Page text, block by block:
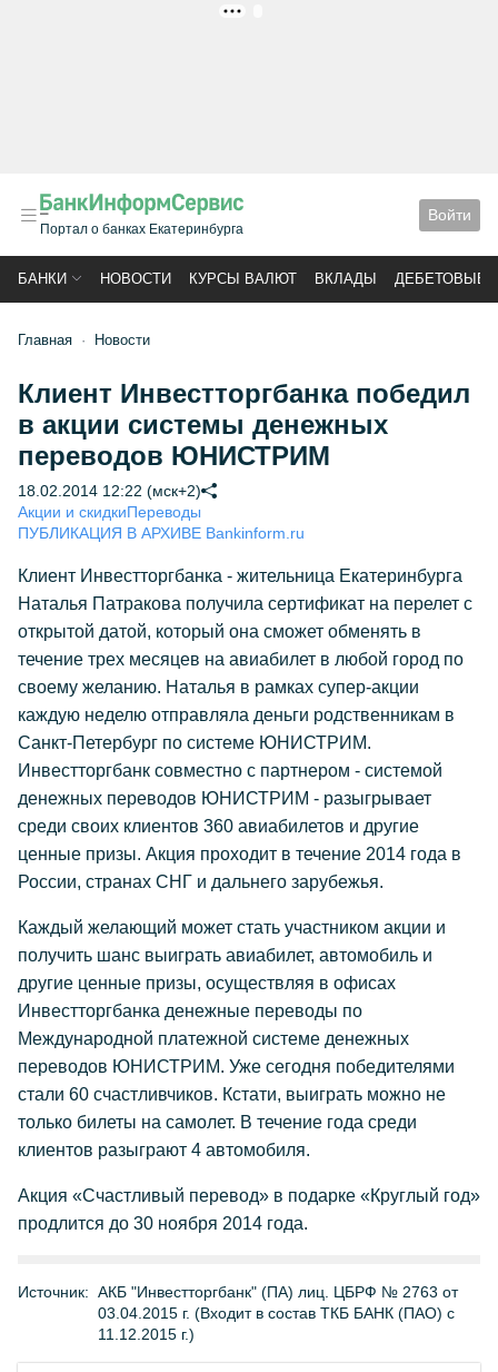
Портал о банках Екатеринбурга
Войти
БАНКИ НОВОСТИ КУРСЫ ВАЛЮТ ВКЛАДЫ ДЕБЕТОВЫЕ
Главная Новости
Клиент Инвестторгбанка победил
в акции системы денежных
переводов ЮНИСТРИМ
18.02.2014 12:22 (мск+2)
Акции и скидкиПереводы
ПУБЛИКАЦИЯ В АРХИВЕ Bankinform.ru
Клиент Инвестторгбанка - жительница Екатеринбурга
Наталья Патракова получила сертификат на перелет с
открытой датой, который она сможет обменять в
течение трех месяцев на авиабилет в любой город по
своему желанию. Наталья в рамках супер-акции
каждую неделю отправляла деньги родственникам в
Санкт-Петербург по системе ЮНИСТРИМ.
Инвестторгбанк совместно с партнером - системой
денежных переводов ЮНИСТРИМ - разыгрывает
среди своих клиентов 360 авиабилетов и другие
ценные призы. Акция проходит в течение 2014 года в
России, странах СНГ и дальнего зарубежья.
Каждый желающий может стать участником акции и
получить шанс выиграть авиабилет, автомобиль и
другие ценные призы, осуществляя в офисах
Инвестторгбанка денежные переводы по
Международной платежной системе денежных
переводов ЮНИСТРИМ. Уже сегодня победителями
стали 60 счастливчиков. Кстати, выиграть можно не
только билеты на самолет. В течение года среди
клиентов разыграют 4 автомобиля.
Акция «Счастливый перевод» в подарке «Круглый год»
продлится до 30 ноября 2014 года.
Источник: АКБ "Инвестторгбанк" (ПА) лиц. ЦБРФ № 2763 от
03.04.2015 г. (Входит в состав ТКБ БАНК (ПАО) с
11.12.2015 г.)